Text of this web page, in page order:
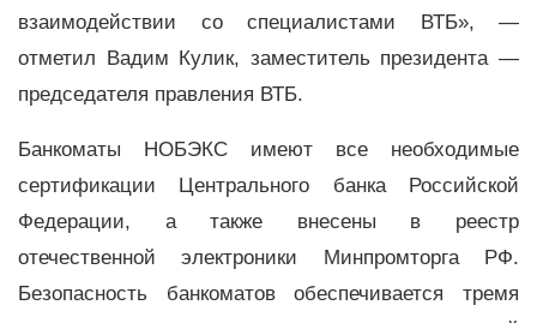
взаимодействии со специалистами ВТБ», —
отметил Вадим Кулик, заместитель президента —
председателя правления ВТБ.
Банкоматы НОБЭКС имеют все необходимые
сертификации Центрального банка Российской
Федерации, а также внесены в реестр
отечественной электроники Минпромторга РФ.
Безопасность банкоматов обеспечивается тремя